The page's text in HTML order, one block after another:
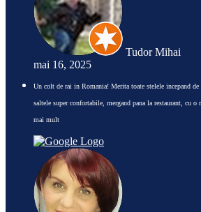
Tudor Mihai
mai 16, 2025
Un colt de rai in Romania! Merita toate stelele incepand de
saltele super confortabile, mergand pana la restaurant, cu o
mai mult